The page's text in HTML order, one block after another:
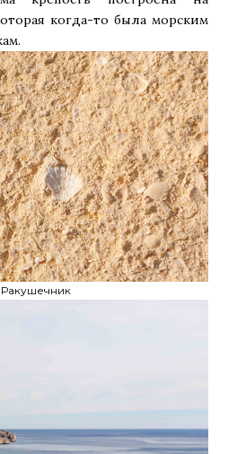
когда-то была морским
Ракушечник